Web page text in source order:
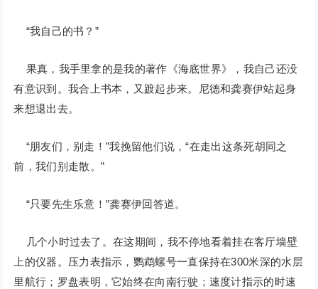
“我自己的书？”
果真，我手里拿的是我的著作《海底世界》，我自己还没
有意识到。我合上书本，又踱起步来。尼德和龚赛伊站起身
来想退出去。
“朋友们，别走！”我挽留他们说，“在走出这条死胡同之
前，我们别走散。”
“只要先生乐意！”龚赛伊回答道。
几个小时过去了。在这期间，我不停地看着挂在客厅墙壁
上的仪器。压力表指示，鹦鹉螺号一直保持在300米深的水层
里航行；罗盘表明，它始终在向南行驶；速度计指示的时速